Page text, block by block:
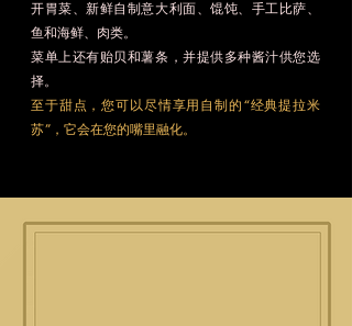
开胃菜、新鲜自制意大利面、馄饨、手工比萨、
鱼和海鲜、 肉类。
菜单上还有贻贝和薯条，并提供多种酱汁供您选
择。
至于甜点，您可以尽情享用自制的“经典提拉米
苏”，它会在您的嘴里融化。